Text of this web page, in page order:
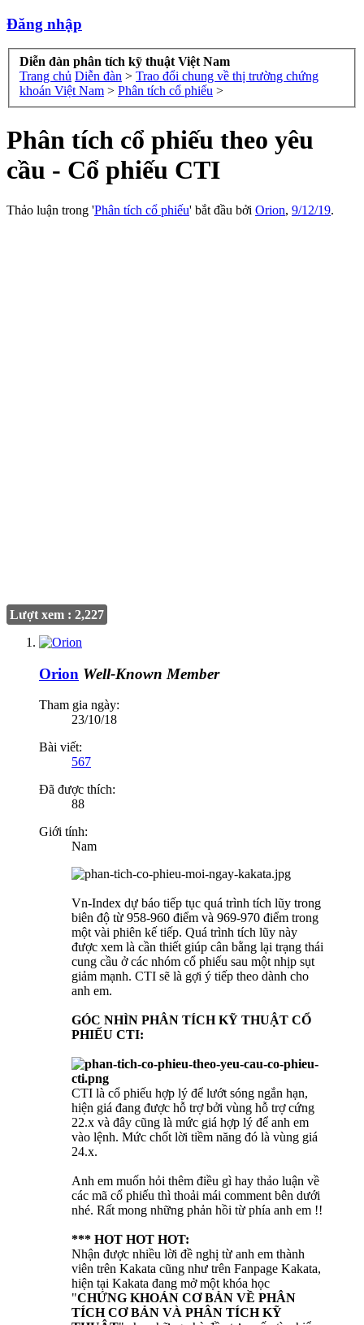
Đăng nhập
Diễn đàn phân tích kỹ thuật Việt Nam
Trang chủ Diễn đàn > Trao đổi chung về thị trường chứng
khoán Việt Nam > Phân tích cổ phiếu >
Phân tích cổ phiếu theo yêu
cầu - Cổ phiếu CTI
Thảo luận trong 'Phân tích cổ phiếu' bắt đầu bởi Orion, 9/12/19.
Lượt xem : 2,227
Orion Well-Known Member
Tham gia ngày:
23/10/18
Bài viết:
567
Đã được thích:
88
Giới tính:
Nam
Vn-Index dự báo tiếp tục quá trình tích lũy trong
biên độ từ 958-960 điểm và 969-970 điểm trong
một vài phiên kế tiếp. Quá trình tích lũy này
được xem là cần thiết giúp cân bằng lại trạng thái
cung cầu ở các nhóm cổ phiếu sau một nhịp sụt
giảm mạnh. CTI sẽ là gợi ý tiếp theo dành cho
anh em.
GÓC NHÌN PHÂN TÍCH KỸ THUẬT CỔ
PHIẾU CTI:
CTI là cổ phiếu hợp lý để lướt sóng ngắn hạn,
hiện giá đang được hỗ trợ bởi vùng hỗ trợ cứng
22.x và đây cũng là mức giá hợp lý để anh em
vào lệnh. Mức chốt lời tiềm năng đó là vùng giá
24.x.
Anh em muốn hỏi thêm điều gì hay thảo luận về
các mã cổ phiếu thì thoải mái comment bên dưới
nhé. Rất mong những phản hồi từ phía anh em !!
*** HOT HOT HOT:
Nhận được nhiều lời đề nghị từ anh em thành
viên trên Kakata cũng như trên Fanpage Kakata,
hiện tại Kakata đang mở một khóa học
"CHỨNG KHOÁN CƠ BẢN VỀ PHÂN
TÍCH CƠ BẢN VÀ PHÂN TÍCH KỸ